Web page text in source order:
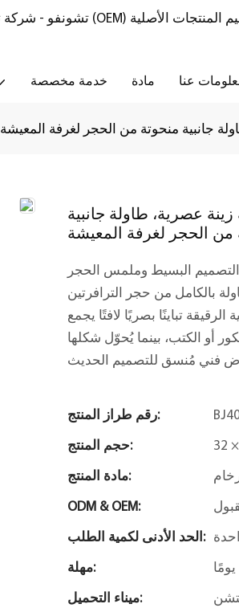
خدمة مخصصة مادة عنا
جانبية منحوتة من الحجر لغرفة المعيشة
عصرية، طاولة جانبية
من الحجر لغرفة المعيشة
التصميم البسيط وملمس الحجر
بالكامل من حجر الترافرتين
تباينًا بصريًا لافتًا يجمع
أو الكتب، بينما يُحوّل شكلها
رقم طراز المنتج:
حجم المنتج:
مادة المنتج:
ODM & OEM:
الحد الأدنى لكمية الطلب:
مهلة:
ميناء التحميل: